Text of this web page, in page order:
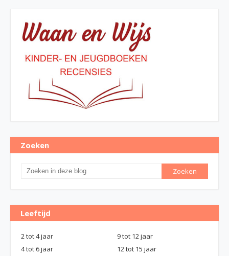
Zoeken
Leeftijd
2 tot 4 jaar
9 tot 12 jaar
4 tot 6 jaar
12 tot 15 jaar